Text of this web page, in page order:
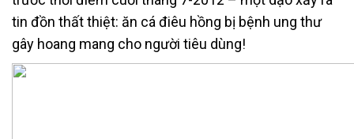
tin đồn thất thiệt: ăn cá điêu hồng bị bệnh ung thư
gây hoang mang cho người tiêu dùng!